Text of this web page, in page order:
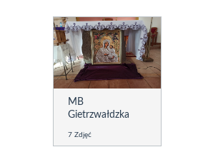
MB
Gietrzwałdzka
7 Zdjęć